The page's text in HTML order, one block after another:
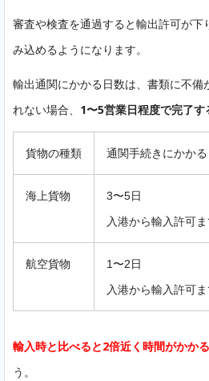
審査や検査を通過すると輸出許可が下
み込めるようになります。
輸出通関にかかる日数は、書類に不備
れない場合、 1〜5営業日程度で完了す
貨物の種類 通関手続きにかか
海上貨物
3〜5日
入港から輸入許可
航空貨物
1〜2日
入港から輸入許可
輸入時と比べると2倍近く時間がかか
う。